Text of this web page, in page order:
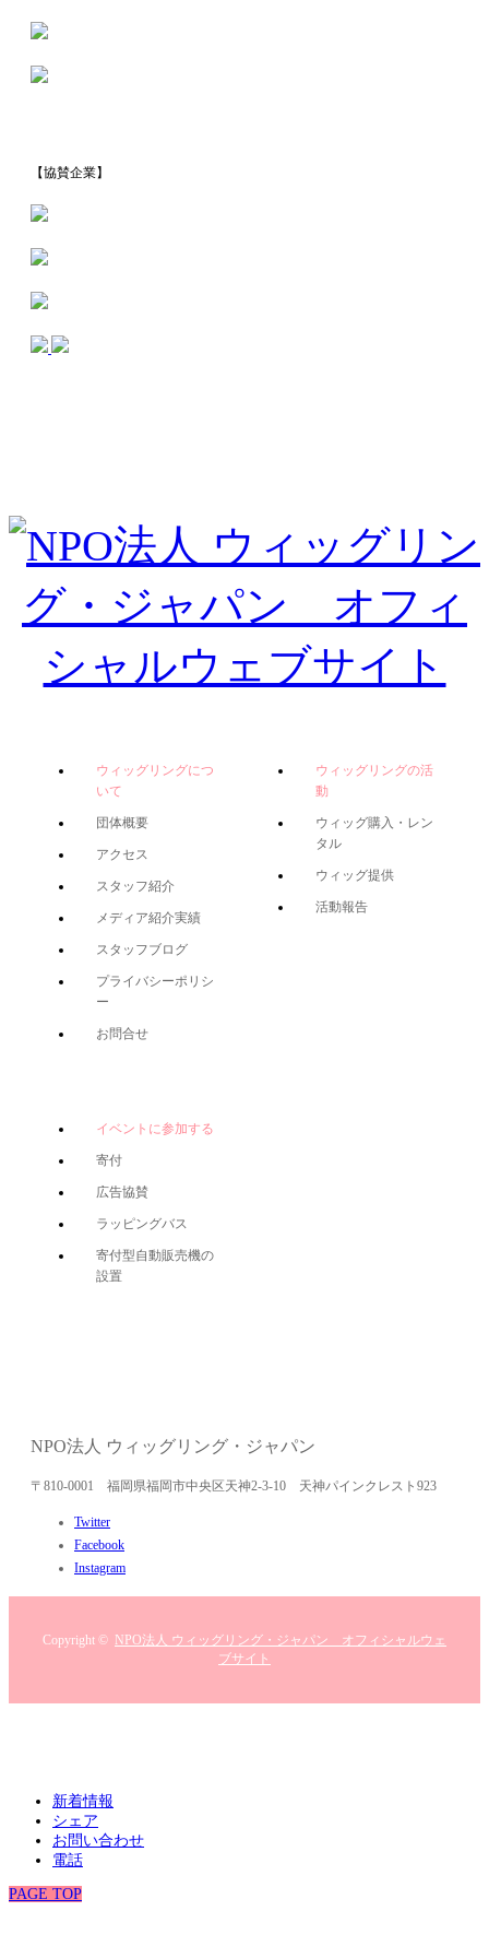
【協賛企業】
ウィッグリングにつ
いて
団体概要
アクセス
スタッフ紹介
メディア紹介実績
スタッフブログ
プライバシーポリシ
ー
お問合せ
ウィッグリングの活
動
ウィッグ購入・レン
タル
ウィッグ提供
活動報告
イベントに参加する
寄付
広告協賛
ラッピングバス
寄付型自動販売機の
設置
NPO法人 ウィッグリング・ジャパン
〒810-0001 福岡県福岡市中央区天神2-3-10 天神パインクレスト923
Twitter
Facebook
Instagram
Copyright © NPO法人 ウィッグリング・ジャパン オフィシャルウェ
ブサイト
新着情報
シェア
お問い合わせ
電話
PAGE TOP